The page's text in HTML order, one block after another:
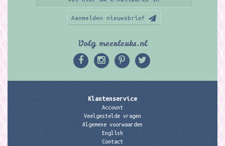
Aanmelden nieuwsbrief
Volg meerleuks.nl
Klantenservice
Account
Veelgestelde vragen
Algemene voorwaarden
English
Contact